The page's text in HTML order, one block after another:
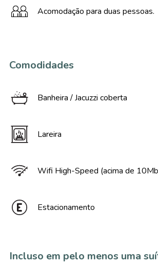
Acomodação para duas pessoas.
Comodidades
Banheira / Jacuzzi coberta
Lareira
Wifi High-Speed (acima de
Estacionamento
Incluso em pelo menos uma